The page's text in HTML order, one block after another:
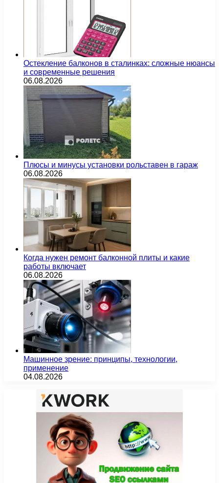
Остекление балконов в сталинках: сложные нюансы
и современные решения
06.08.2026
Плюсы и минусы установки рольставен в гараж
06.08.2026
Когда нужен ремонт балконной плиты и какие
работы включает
06.08.2026
Машинное зрение: принципы, технологии,
применение
04.08.2026